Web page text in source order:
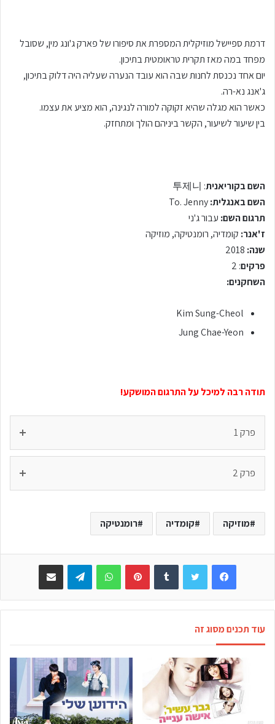
דרמת ספיישל מוזיקלית המספרת את סיפורו של פארק ג'ונג מין, שסובל
מפחד במה מאז תקרית טראומטית בתיכון.
יום אחד נכנסת לחנות שבה הוא עובד הנערה שעליה היה דלוק בתיכון,
ג'אנג נא-רה.
כאשר הוא מגלה שהיא זקוקה למורה לנגינה, הוא מציע את עצמו.
בין שיעור לשיעור, הקשר ביניהם הולך ומתחזק.
השם בקוריאנית: 투제니
השם באנגלית:
תרגום השם: עבור ג'ני
ז'אנר: קומדיה, רומנטיקה, מוזיקה
שנה:
פרקים: 2
השחקנים:
Kim Sung-Cheol
Jung Chae-Yeon
תודה רבה למיכל על התרגום המושקע!
פרק 1
פרק 2
מוזיקה קומדיה רומנטיקה
Facebook
WhatsApp
Telegram
עוד תכנים מסוג זה